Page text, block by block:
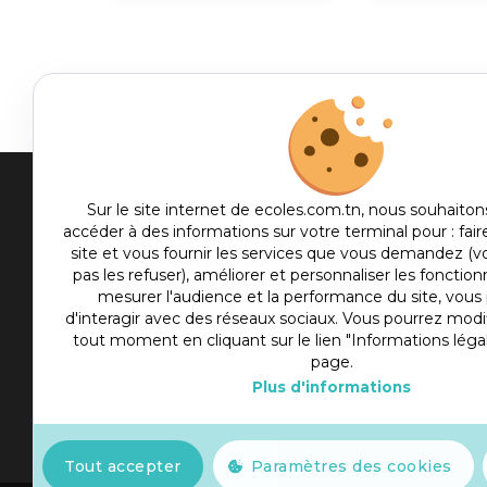
Sur le site internet de ecoles.com.tn, nous
accéder à des informations sur votre terminal pour :
site et vous fournir les services que vous demandez
pas les refuser), améliorer et personnaliser les
mesurer l'audience et la performance du site,
d'interagir avec des réseaux sociaux. Vous pourrez
tout moment en cliquant sur le lien "Informations
page.
Plus d'informations
Paramètres des cookies
Tout accepter
Culture
Sport
Slot777